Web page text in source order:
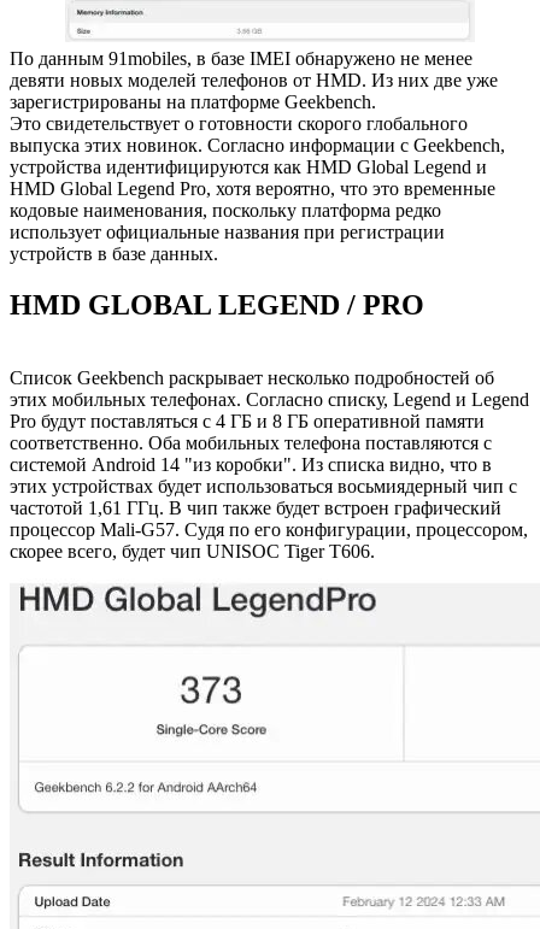
По данным 91mobiles, в базе IMEI обнаружено не менее
девяти новых моделей телефонов от HMD. Из них две уже
зарегистрированы на платформе Geekbench.
Это свидетельствует о готовности скорого глобального
выпуска этих новинок. Согласно информации с Geekbench,
устройства идентифицируются как HMD Global Legend и
HMD Global Legend Pro, хотя вероятно, что это временные
кодовые наименования, поскольку платформа редко
использует официальные названия при регистрации
устройств в базе данных.
HMD GLOBAL LEGEND / PRO
Список Geekbench раскрывает несколько подробностей об
этих мобильных телефонах. Согласно списку, Legend и Legend
Pro будут поставляться с 4 ГБ и 8 ГБ оперативной памяти
соответственно. Оба мобильных телефона поставляются с
системой Android 14 "из коробки". Из списка видно, что в
этих устройствах будет использоваться восьмиядерный чип с
частотой 1,61 ГГц. В чип также будет встроен графический
процессор Mali-G57. Судя по его конфигурации, процессором,
скорее всего, будет чип UNISOC Tiger T606.